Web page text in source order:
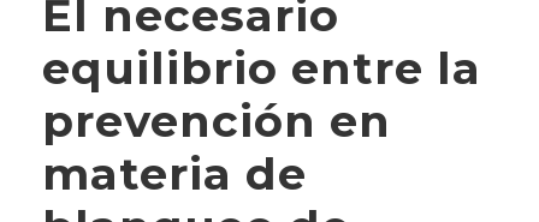
El necesario
equilibrio entre la
prevención en
materia de